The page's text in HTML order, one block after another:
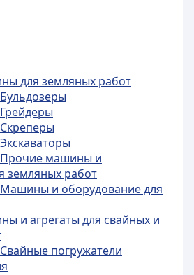
для земляных работ
Прочие машины и
земляных работ
Машины и оборудование для
и агрегаты для свайных и
погружатели